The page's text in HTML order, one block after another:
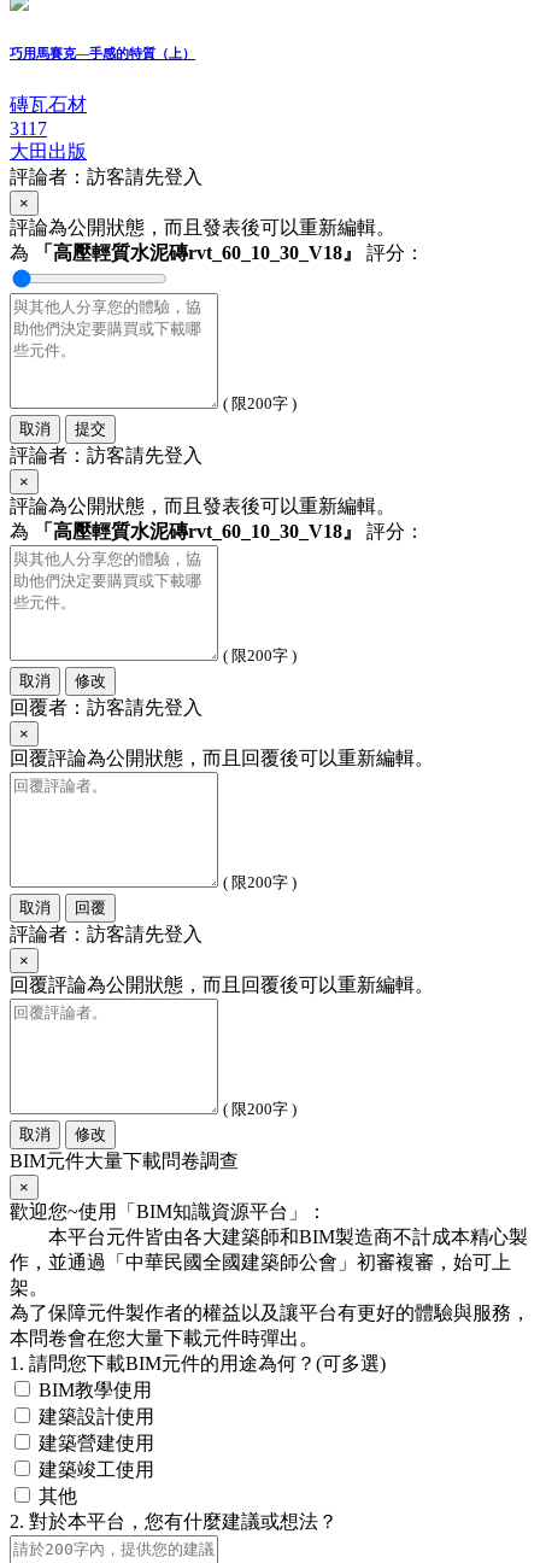
巧用馬賽克—手感的特質（上）
磚瓦石材
3117
大田出版
評論者：訪客請先登入
×
評論為公開狀態，而且發表後可以重新編輯。
為
「高壓輕質水泥磚rvt_60_10_30_V18』 評分：
( 限200字 )
取消
提交
評論者：訪客請先登入
×
評論為公開狀態，而且發表後可以重新編輯。
為
「高壓輕質水泥磚rvt_60_10_30_V18』 評分：
( 限200字 )
取消
修改
回覆者：訪客請先登入
×
回覆評論為公開狀態，而且回覆後可以重新編輯。
( 限200字 )
取消
回覆
評論者：訪客請先登入
×
回覆評論為公開狀態，而且回覆後可以重新編輯。
( 限200字 )
取消
修改
BIM元件大量下載問卷調查
×
歡迎您~使用「BIM知識資源平台」：
本平台元件皆由各大建築師和BIM製造商不計成本精心製
作，並通過「中華民國全國建築師公會」初審複審，始可上
架。
為了保障元件製作者的權益以及讓平台有更好的體驗與服務，
本問卷會在您大量下載元件時彈出。
1. 請問您下載BIM元件的用途為何？(可多選)
BIM教學使用
建築設計使用
建築營建使用
建築竣工使用
其他
2. 對於本平台，您有什麼建議或想法？